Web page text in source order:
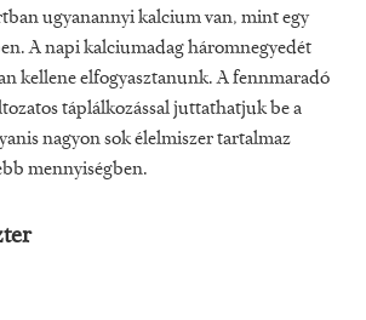
ugyanannyi kalcium van, mint egy
A napi kalciumadag háromnegyedét
kellene elfogyasztanunk. A fennmaradó
táplálkozással juttathatjuk be a
nagyon sok élelmiszer tartalmaz
mennyiségben.